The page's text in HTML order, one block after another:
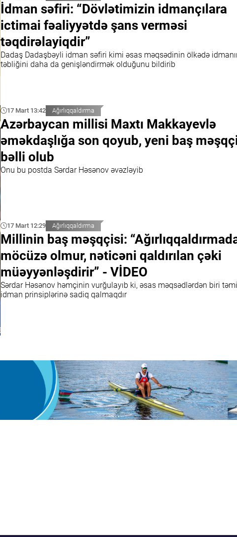
İdman səfiri: “Dövlətimizin idmançılara
ictimai fəaliyyətdə şans verməsi
təqdirəlayiqdir”
Dadaş Dadaşbəyli idman səfiri kimi əsas məqsədinin ölkədə
təbliğini daha da genişləndirmək olduğunu bildirib
17 Mart 13:42 Ağırlıqqaldırma
Azərbaycan millisi Maxtı Makkayevlə
əməkdaşlığa son qoyub, yeni baş
bəlli olub
Onu bu postda Sərdar Həsənov əvəzləyib
17 Mart 12:29 Ağırlıqqaldırma
Millinin baş məşqçisi:
möcüzə olmur, nəticəni qaldırılan çəki
müəyyənləşdirir” - VİDEO
Sərdar Həsənov həmçinin vurğulayıb ki, əsas məqsədlərdən biri
idman prinsiplərinə sadiq qalmaqdır